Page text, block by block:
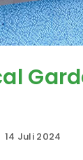
Juli 2024